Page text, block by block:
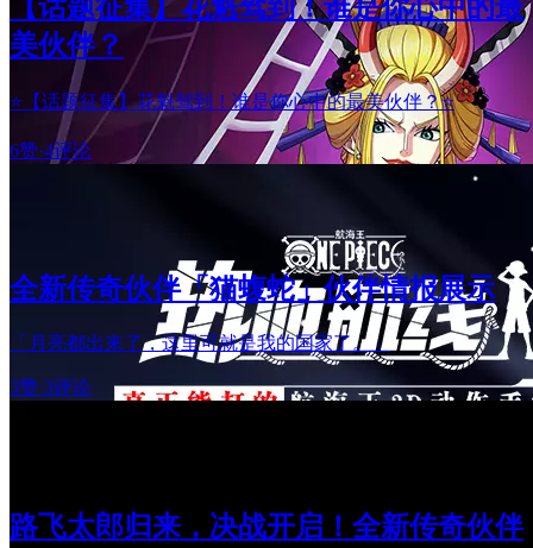
【话题征集】花魁驾到！谁是你心中的最
美伙伴？
⭐【话题征集】花魁驾到！谁是你心中的最美伙伴？⭐
6赞·4评论
全新传奇伙伴「猫蝮蛇」伙伴情报展示
「月亮都出来了，这里可就是我的国家了。」
3赞·3评论
路飞太郎归来，决战开启！全新传奇伙伴